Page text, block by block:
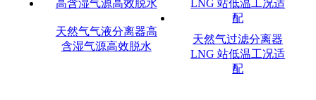
天然气气液分离器高
含湿气源高效脱水
天然气过滤分离器
LNG 站低温工况适
配